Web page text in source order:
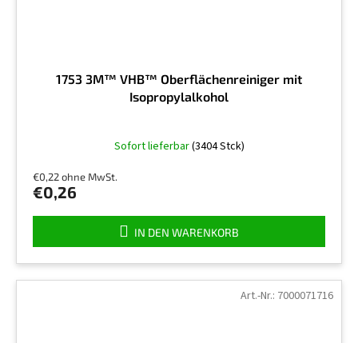
1753 3M™ VHB™ Oberflächenreiniger mit
Isopropylalkohol
durchschnittliche
von
5
Sternen.
Sofort lieferbar(3404 Stck)
€0,22 ohne MwSt.
€0,26
IN DEN WARENKORB
Art.-Nr.: 7000071716